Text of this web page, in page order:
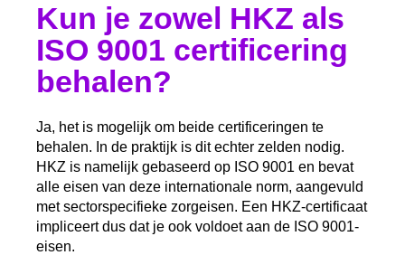
Kun je zowel HKZ als
ISO 9001 certificering
behalen?
Ja, het is mogelijk om beide certificeringen te
behalen. In de praktijk is dit echter zelden nodig.
HKZ is namelijk gebaseerd op ISO 9001 en bevat
alle eisen van deze internationale norm, aangevuld
met sectorspecifieke zorgeisen. Een HKZ-certificaat
impliceert dus dat je ook voldoet aan de ISO 9001-
eisen.